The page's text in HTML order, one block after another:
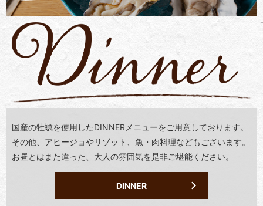
国産の牡蠣を使用したDINNERメニューをご用意しております。
その他、アヒージョやリゾット、魚・肉料理なども ございます。
お昼とはまた違った、 大人の雰囲気を是非ご堪能ください。
DINNER